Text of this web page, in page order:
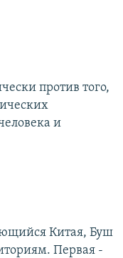
против того,
и
Китая, Буш
Первая -